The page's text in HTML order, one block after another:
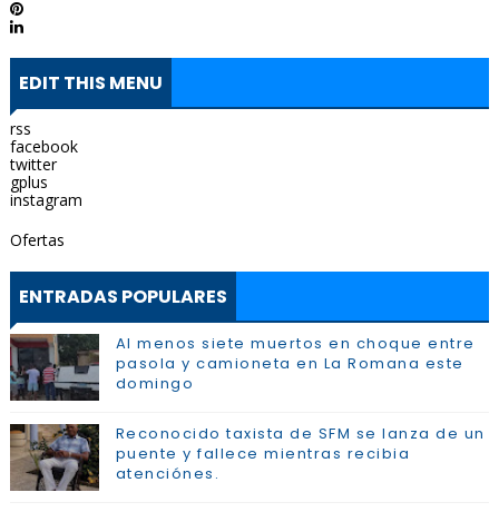
EDIT THIS MENU
rss
facebook
twitter
gplus
instagram
Ofertas
ENTRADAS POPULARES
Al menos siete muertos en choque entre
pasola y camioneta en La Romana este
domingo
Reconocido taxista de SFM se lanza de un
puente y fallece mientras recibia
atenciónes.